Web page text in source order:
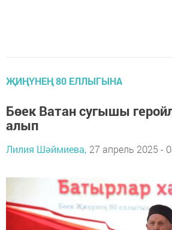
ҖИҢҮНЕҢ 80 ЕЛЛЫГЫНА
Бөек Ватан сугышы
алып
Лилия Шәймиева, 27 апрель 2025 -